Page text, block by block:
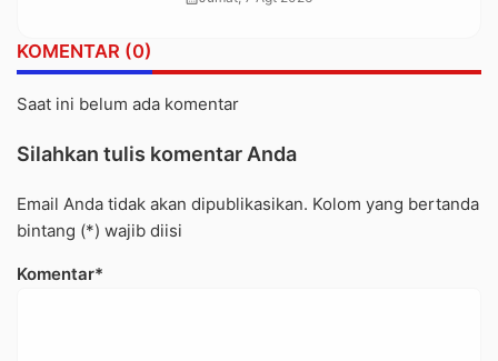
KOMENTAR (0)
Saat ini belum ada komentar
Silahkan tulis komentar Anda
Email Anda tidak akan dipublikasikan. Kolom yang bertanda
bintang (*) wajib diisi
Komentar*